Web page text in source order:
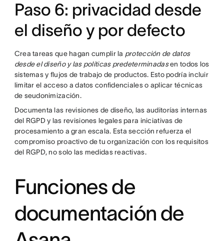
Paso 6: privacidad desde
el diseño y por defecto
Crea tareas que hagan cumplir la protección de datos
desde el diseño y las políticas predeterminadasen todos los
sistemas y flujos de trabajo de productos. Esto podría incluir
limitar el acceso a datos confidenciales o aplicar técnicas
de seudonimización.
Documenta las revisiones de diseño, las auditorías internas
del RGPD y las revisiones legales para iniciativas de
procesamiento a gran escala. Esta sección refuerza el
compromiso proactivo de tu organización con los requisitos
del RGPD, no solo las medidas reactivas.
Funciones de
documentación de